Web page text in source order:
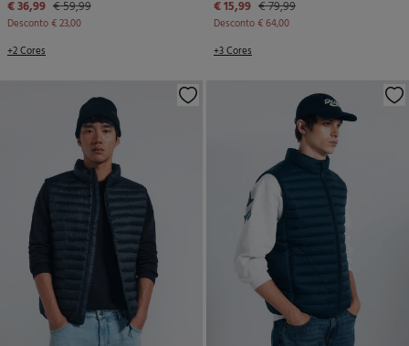
€ 36,99 € 59,99
Desconto€ 23,00
+2 Cores
€ 15,99 € 79,99
Desconto€ 64,00
+3 Cores